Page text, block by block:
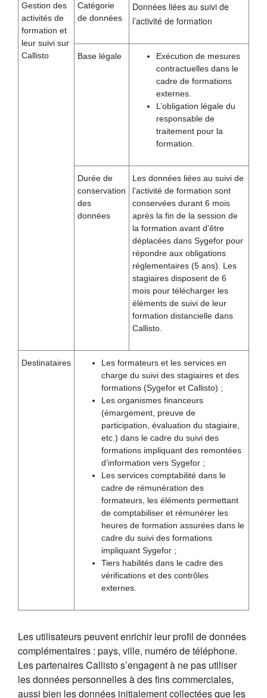
Gestion des
activités de
formation et
leur suivi sur
Callisto
Catégorie
de données
Données liées au suivi de
l’activité de formation
Base légale
Exécution de mesures
contractuelles dans le
cadre de formations
externes.
L’obligation légale du
responsable de
traitement pour la
formation.
Durée de
conservation
des
données
Les données liées au suivi de
l’activité de formation sont
conservées durant 6 mois
après la fin de la session de
la formation avant d'être
déplacées dans Sygefor pour
répondre aux obligations
réglementaires (5 ans). Les
stagiaires disposent de 6
mois pour télécharger les
éléments de suivi de leur
formation distancielle dans
Callisto.
Destinataires
Les formateurs et les services en
charge du suivi des stagiaires et des
formations (Sygefor et Callisto) ;
Les organismes financeurs
(émargement, preuve de
participation, évaluation du stagiaire,
etc.) dans le cadre du suivi des
formations impliquant des remontées
d’information vers Sygefor ;
Les services comptabilité dans le
cadre de rémunération des
formateurs, les éléments permettant
de comptabiliser et rémunérer les
heures de formation assurées dans le
cadre du suivi des formations
impliquant Sygefor ;
Tiers habilités dans le cadre des
vérifications et des contrôles
externes.
Les utilisateurs peuvent enrichir leur profil de données
complémentaires : pays, ville, numéro de téléphone.
Les partenaires Callisto s’engagent à ne pas utiliser
les données personnelles à des fins commerciales,
aussi bien les données initialement collectées que les